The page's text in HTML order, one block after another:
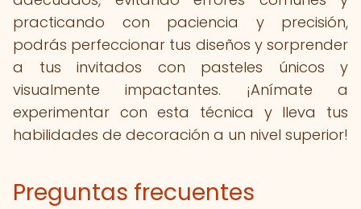
practicando con paciencia y precisión,
podrás perfeccionar tus diseños y sorprender
a tus invitados con pasteles únicos y
visualmente impactantes. ¡Anímate a
experimentar con esta técnica y lleva tus
habilidades de decoración a un nivel superior!
Preguntas frecuentes